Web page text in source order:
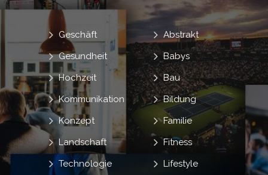
Abstrakt
Babys
Bau
Bildung
Familie
Fitness
Geschäft
Gesundheit
Hochzeit
Kommunikation
Konzept
Landschaft
Lifestyle
Technologie